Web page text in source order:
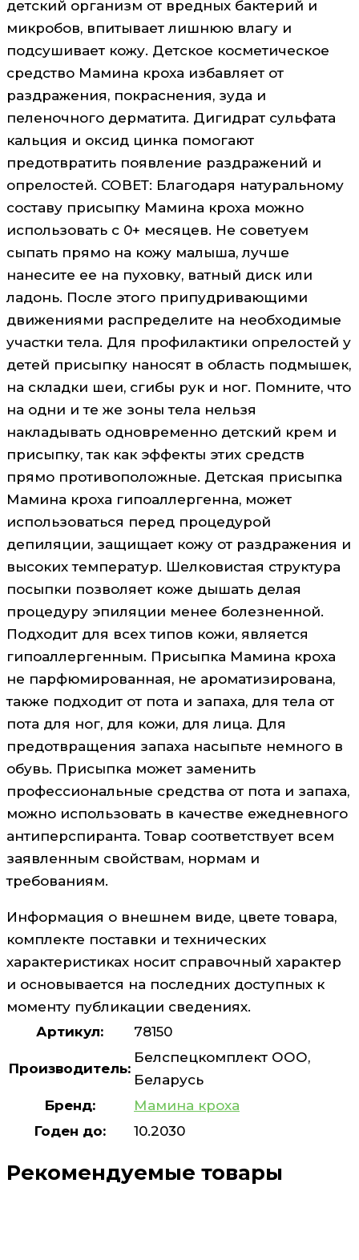
детский организм от вредных бактерий и
микробов, впитывает лишнюю влагу и
подсушивает кожу. Детское косметическое
средство Мамина кроха избавляет от
раздражения, покраснения, зуда и
пеленочного дерматита. Дигидрат сульфата
кальция и оксид цинка помогают
предотвратить появление раздражений и
опрелостей. СОВЕТ: Благодаря натуральному
составу присыпку Мамина кроха можно
использовать с 0+ месяцев. Не советуем
сыпать прямо на кожу малыша, лучше
нанесите ее на пуховку, ватный диск или
ладонь. После этого припудривающими
движениями распределите на необходимые
участки тела. Для профилактики опрелостей у
детей присыпку наносят в область подмышек,
на складки шеи, сгибы рук и ног. Помните, что
на одни и те же зоны тела нельзя
накладывать одновременно детский крем и
присыпку, так как эффекты этих средств
прямо противоположные. Детская присыпка
Мамина кроха гипоаллергенна, может
использоваться перед процедурой
депиляции, защищает кожу от раздражения и
высоких температур. Шелковистая структура
посыпки позволяет коже дышать делая
процедуру эпиляции менее болезненной.
Подходит для всех типов кожи, является
гипоаллергенным. Присыпка Мамина кроха
не парфюмированная, не ароматизирована,
также подходит от пота и запаха, для тела от
пота для ног, для кожи, для лица. Для
предотвращения запаха насыпьте немного в
обувь. Присыпка может заменить
профессиональные средства от пота и запаха,
можно использовать в качестве ежедневного
антиперспиранта. Товар соответствует всем
заявленным свойствам, нормам и
требованиям.
Информация о внешнем виде, цвете товара,
комплекте поставки и технических
характеристиках носит справочный характер
и основывается на последних доступных к
моменту публикации сведениях.
Артикул:
78150
Производитель:
Белспецкомплект ООО,
Беларусь
Бренд:
Мамина кроха
Годен до:
10.2030
Рекомендуемые товары